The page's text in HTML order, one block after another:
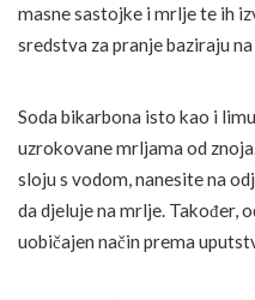
masne sastojke i mrlje te ih
sredstva za pranje baziraju
Soda bikarbona isto kao i
uzrokovane mrljama od
sloju s vodom, nanesite na
da djeluje na mrlje. Također,
uobičajen način prema